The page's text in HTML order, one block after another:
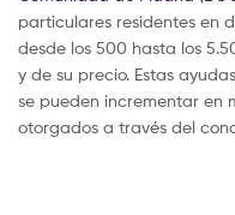
particulares residentes en
desde los 500 hasta los
y de su precio. Estas
se pueden incrementar en
otorgados a través del